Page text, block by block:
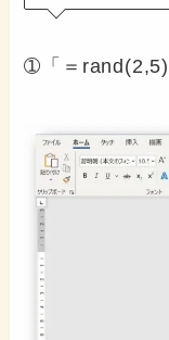
➀「＝rand(2,5)